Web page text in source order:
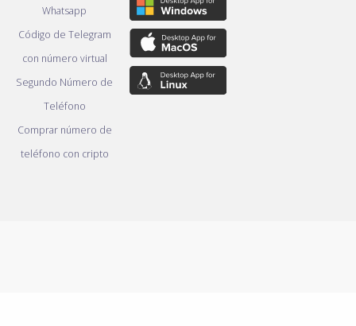
Whatsapp
Código de Telegram
con número virtual
Segundo Número de
Teléfono
Comprar número de
teléfono con cripto